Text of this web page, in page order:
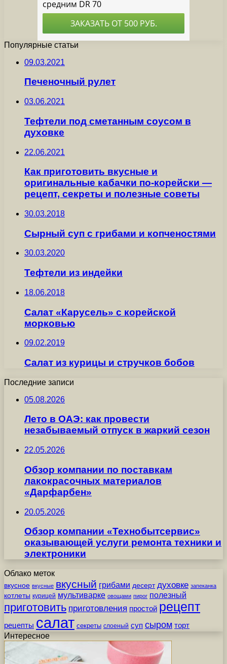
Популярные статьи
09.03.2021
Печеночный рулет
03.06.2021
Тефтели под сметанным соусом в
духовке
22.06.2021
Как приготовить вкусные и
оригинальные кабачки по-корейски —
рецепт, секреты и полезные советы
30.03.2018
Сырный суп с грибами и копченостями
30.03.2020
Тефтели из индейки
18.06.2018
Салат «Карусель» с корейской
морковью
09.02.2019
Салат из курицы и стручков бобов
Последние записи
05.08.2026
Лето в ОАЭ: как провести
незабываемый отпуск в жаркий сезон
22.05.2026
Обзор компании по поставкам
лакокрасочных материалов
«Дарфарбен»
20.05.2026
Обзор компании «Технобытсервис»
оказывающей услуги ремонта техники и
электроники
Облако меток
вкусное вкусные вкусный грибами десерт духовке запеканка
котлеты курицей мультиварке овощами пирог полезный
приготовить приготовления простой рецепт
рецепты салат секреты слоеный суп сыром торт
Интересное